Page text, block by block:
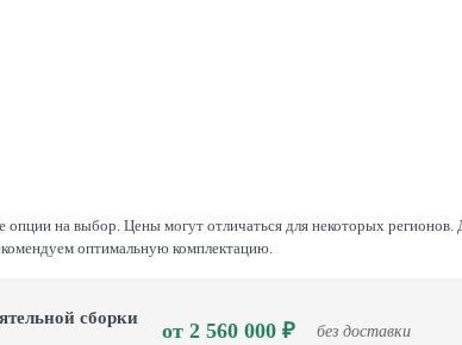
на выбор. Цены могут отличаться для некоторых
оптимальную комплектацию.
сборки
от 2 560 000 ₽ без доставки